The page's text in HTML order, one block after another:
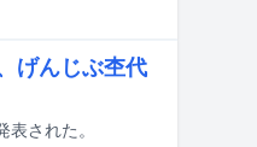
げんじぶ杢代
された。